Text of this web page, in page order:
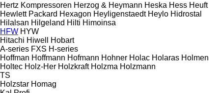
Hertz Kompressoren Herzog & Heymann Heska Hess Heuft
Hewlett Packard Hexagon Heyligenstaedt Heylo Hidrostal
Hilalsan Hilgeland Hilti Himoinsa
HFW HYW
Hitachi Hiwell
Hobart
A-series FXS H-series
Hoffman Hoffmann Hofmann Hohner Holac Holaras Holmen
Holtec Holz-Her Holzkraft Holzma Holzmann
TS
Holzstar Homag